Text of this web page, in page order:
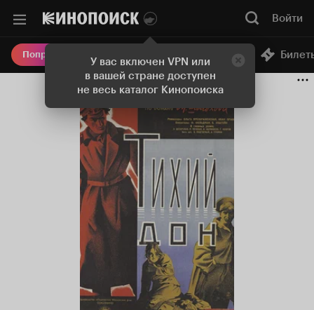
У вас включен VPN или
в вашей стране доступен
не весь каталог Кинопоиска
Войти
Попробовать Плюс Онлайн-кинотеатр